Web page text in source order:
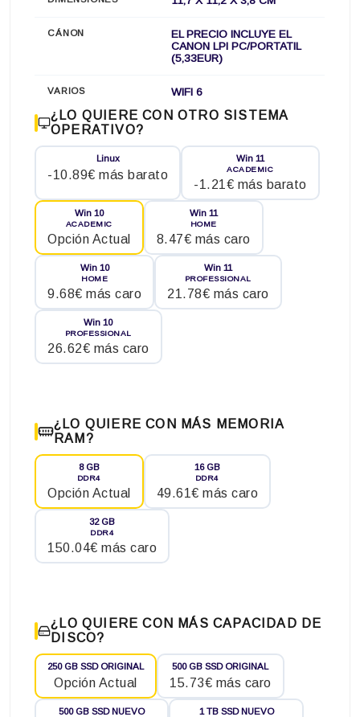
CÁNON
EL PRECIO INCLUYE EL
CANON LPI PC/PORTATIL
(5,33EUR)
VARIOS WIFI 6
¿LO QUIERE CON OTRO SISTEMA
OPERATIVO?
Linux
-10.89€ más barato
Win 11
ACADEMIC
-1.21€ más barato
Win 10
ACADEMIC
Opción Actual
Win 11
HOME
8.47€ más caro
Win 10
HOME
9.68€ más caro
Win 11
PROFESSIONAL
21.78€ más caro
Win 10
PROFESSIONAL
26.62€ más caro
¿LO QUIERE CON MÁS MEMORIA
RAM?
8 GB
DDR4
Opción Actual
16 GB
DDR4
49.61€ más caro
32 GB
DDR4
150.04€ más caro
¿LO QUIERE CON MÁS CAPACIDAD DE
DISCO?
250 GB SSD ORIGINAL
Opción Actual
500 GB SSD ORIGINAL
15.73€ más caro
500 GB SSD NUEVO 1 TB SSD NUEVO